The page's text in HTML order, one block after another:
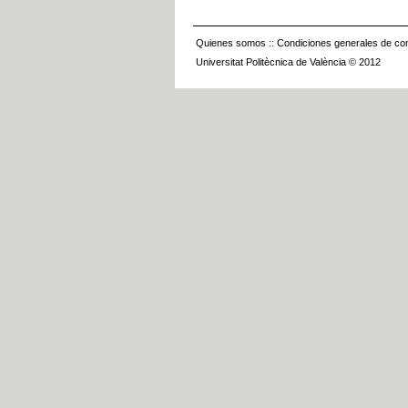
Quienes somos :: Condiciones generales de
Universitat Politècnica de València © 2012